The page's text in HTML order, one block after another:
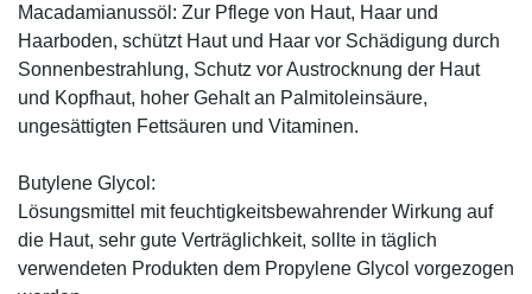
Macadamianussöl: Zur Pflege von Haut, Haar und
Haarboden, schützt Haut und Haar vor Schädigung durch
Sonnenbestrahlung, Schutz vor Austrocknung der Haut
und Kopfhaut, hoher Gehalt an Palmitoleinsäure,
ungesättigten Fettsäuren und Vitaminen.
Butylene Glycol:
Lösungsmittel mit feuchtigkeitsbewahrender Wirkung auf
die Haut, sehr gute Verträglichkeit, sollte in täglich
verwendeten Produkten dem Propylene Glycol vorgezogen